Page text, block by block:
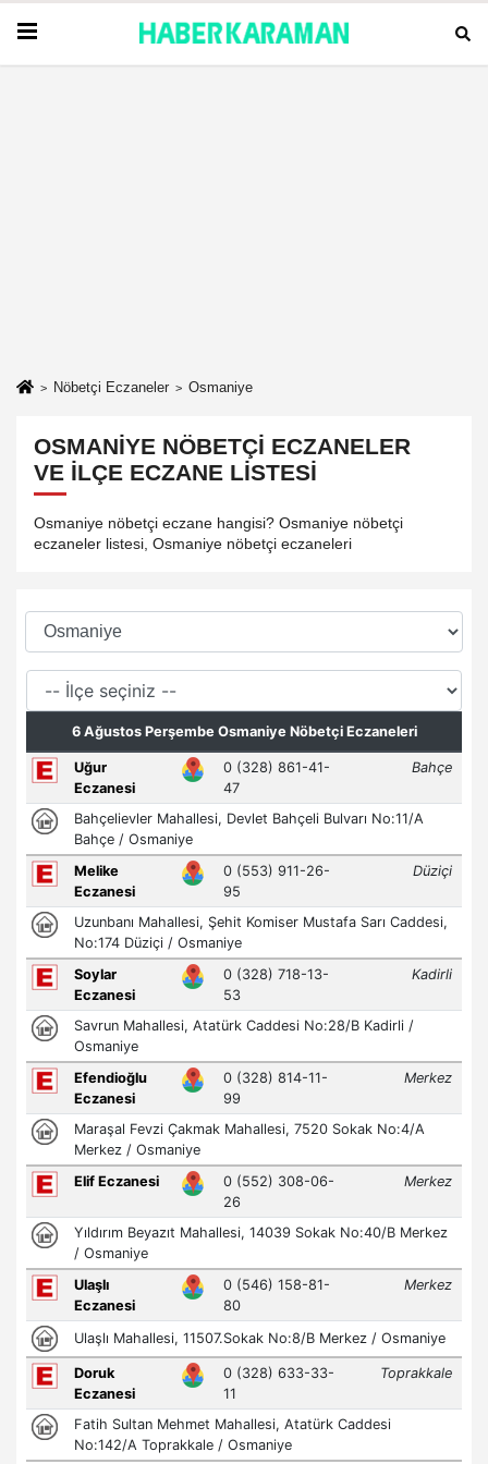
Nöbetçi Eczaneler Osmaniye
OSMANIYE NÖBETÇI ECZANELER
VE İLÇE ECZANE LISTESI
Osmaniye nöbetçi eczane hangisi? Osmaniye nöbetçi
eczaneler listesi, Osmaniye nöbetçi eczaneleri